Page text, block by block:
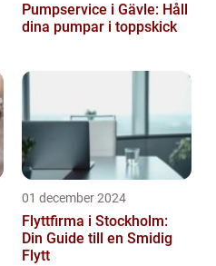
Pumpservice i Gävle: Håll
dina pumpar i toppskick
01 december 2024
Flyttfirma i Stockholm:
Din Guide till en Smidig
Flytt